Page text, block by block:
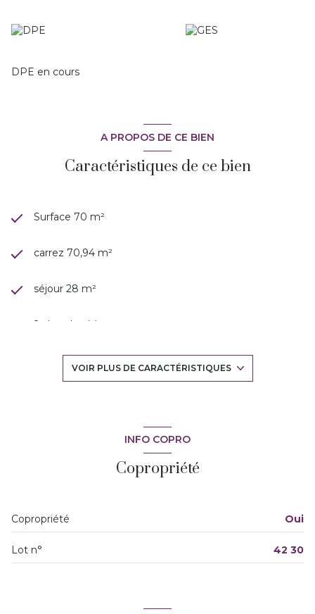
DPE en cours
A PROPOS DE CE BIEN
Caractéristiques de ce bien
Surface 70 m²
carrez 70,94 m²
séjour 28 m²
2 chambre(s)
VOIR PLUS DE CARACTÉRISTIQUES
INFO COPRO
Copropriété
Copropriété Oui
Lot n° 42 30